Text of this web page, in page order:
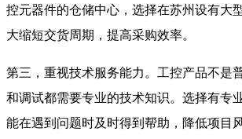
控元器件的仓储中心，选择在苏州设有大
大缩短交货周期，提高采购效率。
第三，重视技术服务能力。工控产品不是
和调试都需要专业的技术知识。选择有专
能在遇到问题时及时得到帮助，降低项目风